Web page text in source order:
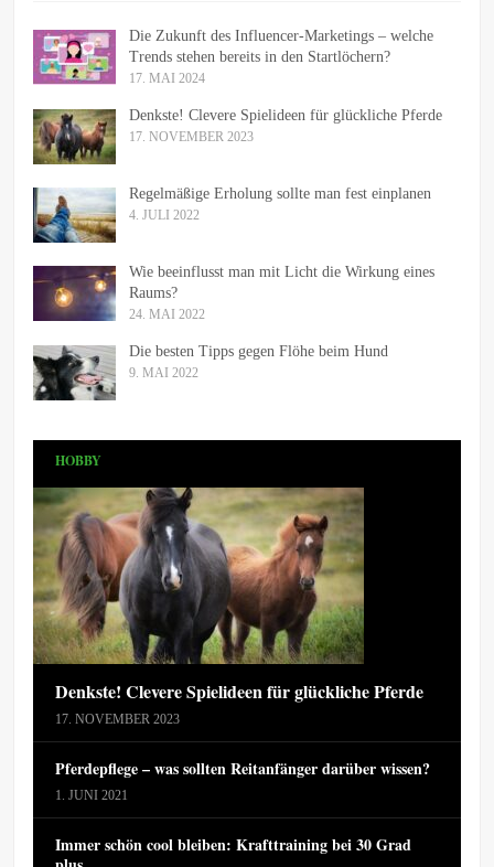
Die Zukunft des Influencer-Marketings – welche
Trends stehen bereits in den Startlöchern?
17. MAI 2024
Denkste! Clevere Spielideen für glückliche Pferde
17. NOVEMBER 2023
Regelmäßige Erholung sollte man fest einplanen
4. JULI 2022
Wie beeinflusst man mit Licht die Wirkung eines
Raums?
24. MAI 2022
Die besten Tipps gegen Flöhe beim Hund
9. MAI 2022
HOBBY
Denkste! Clevere Spielideen für glückliche Pferde
17. NOVEMBER 2023
Pferdepflege – was sollten Reitanfänger darüber wissen?
1. JUNI 2021
Immer schön cool bleiben: Krafttraining bei 30 Grad